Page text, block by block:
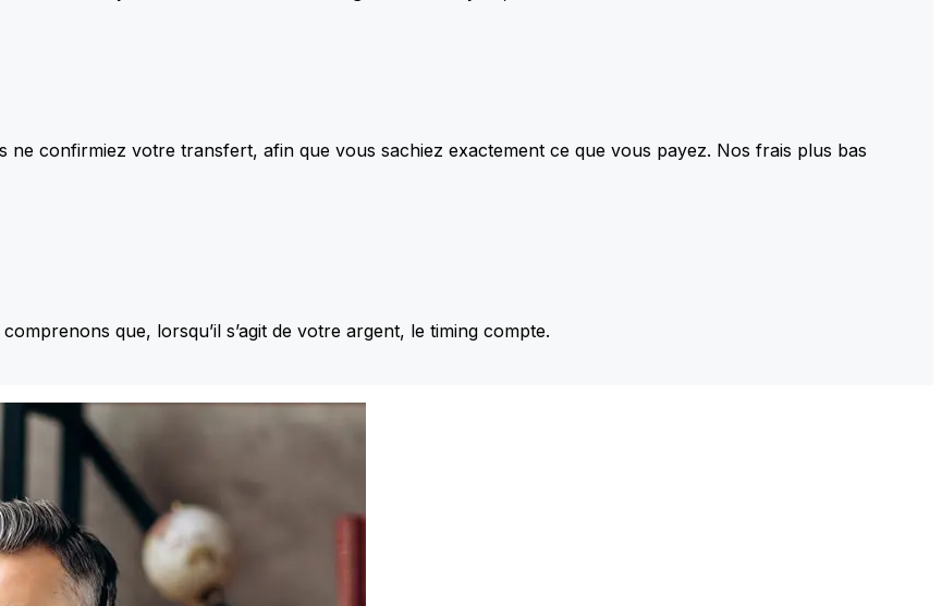
ne confirmiez votre transfert, afin que vous sachiez exactement ce que vous payez. Nos frais plus bas
que, lorsqu’il s’agit de votre argent, le timing compte.